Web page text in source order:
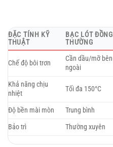
ĐẶC TÍNH KỸ
THUẬT
BẠC LÓT ĐỒNG
THƯỜNG
Chế độ bôi trơn
Cần dầu/mỡ bên
ngoài
Khả năng chịu
nhiệt
Tối đa 150°C
Độ bền mài mòn Trung bình
Bảo trì
Thường xuyên